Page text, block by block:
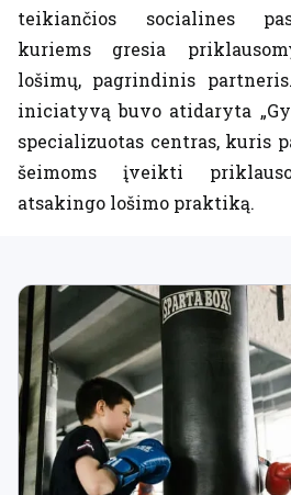
teikiančios socialines
kuriems gresia
lošimų, pagrindinis
iniciatyvą buvo atidaryta
specializuotas centras, kuris
šeimoms įveikti
atsakingo lošimo praktiką.